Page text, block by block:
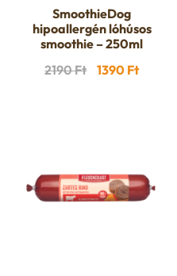
SmoothieDog
hipoallergén lóhúsos
smoothie – 250ml
2190Ft Original
1390 FtCurrent